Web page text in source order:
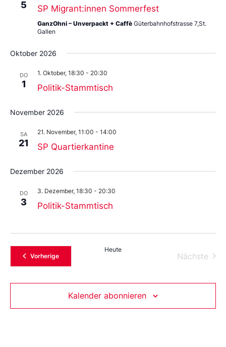
5 SP Migrant:innen Sommerfest
GanzOhni – Unverpackt + Caffè Güterbahnhofstrasse 7,St.
Gallen
Oktober 2026
DO
1
1. Oktober, 18:30 - 20:30
Politik-Stammtisch
November 2026
SA
21
21. November, 11:00 - 14:00
SP Quartierkantine
Dezember 2026
DO
3
3. Dezember, 18:30 - 20:30
Politik-Stammtisch
VorherigeVeranstaltungen
Heute
Nächste
Kalender abonnieren